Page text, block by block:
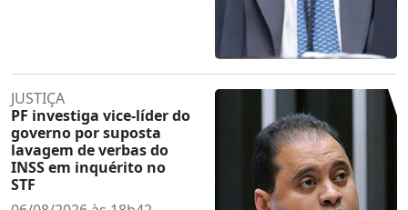
JUSTIÇA
PF investiga vice-líder do
governo por suposta
lavagem de verbas do
INSS em inquérito no
STF